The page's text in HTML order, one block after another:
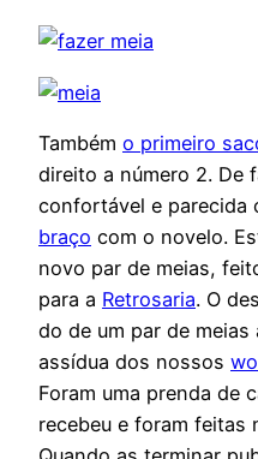
Também o primeiro
direito a número 2. De
confortável e parecida
braço com o novelo.
novo par de meias,
para a Retrosaria. O
do de um par de meias
assídua dos nossos
Foram uma prenda de
recebeu e foram feitas